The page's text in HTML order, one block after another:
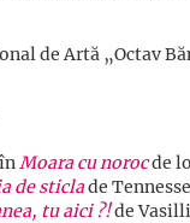
de Artă „Octav
Moara cu norocde
de sticlade
tu aici ?!de